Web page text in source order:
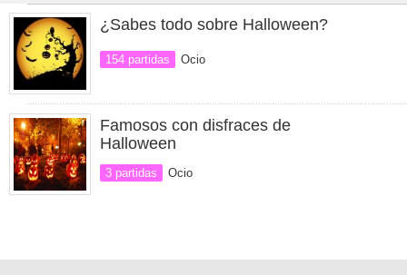
¿Sabes todo sobre Halloween?
154 partidas Ocio
Famosos con disfraces de
Halloween
3 partidas Ocio